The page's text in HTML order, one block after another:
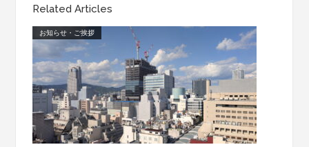
Related Articles
お知らせ・ご挨拶